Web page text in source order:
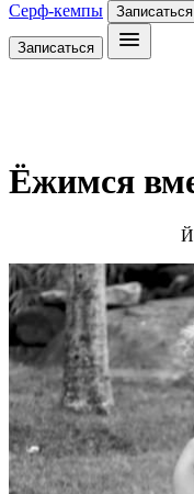
Серф-кемпы
Записаться
Ёжимся